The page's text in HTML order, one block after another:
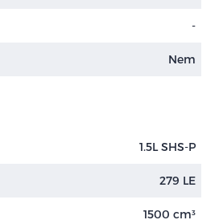
-
Nem
1.5L SHS-P
279 LE
1500 cm³